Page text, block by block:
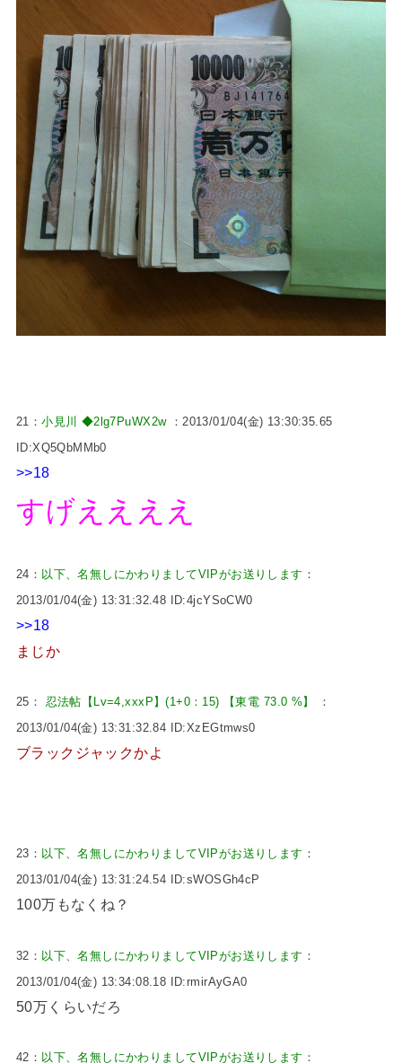
21：小見川 ◆2lg7PuWX2w ：2013/01/04(金) 13:30:35.65
ID:XQ5QbMMb0
>>18
すげええええ
24： 以下、名無しにかわりましてVIPがお送りします ：
2013/01/04(金) 13:31:32.48 ID:4jcYSoCW0
>>18
まじか
25： 忍法帖【Lv=4,xxxP】(1+0：15) 【東電 73.0 %】
：
2013/01/04(金) 13:31:32.84 ID:XzEGtmws0
ブラックジャックかよ
23： 以下、名無しにかわりましてVIPがお送りします ：
2013/01/04(金) 13:31:24.54 ID:sWOSGh4cP
100万もなくね？
32： 以下、名無しにかわりましてVIPがお送りします ：
2013/01/04(金) 13:34:08.18 ID:rmirAyGA0
50万くらいだろ
42： 以下、名無しにかわりましてVIPがお送りします ：